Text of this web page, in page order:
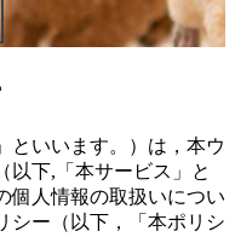
といいます。）は，本ウ
以下,「本サービス」と
個人情報の取扱いについ
シー（以下，「本ポリシ